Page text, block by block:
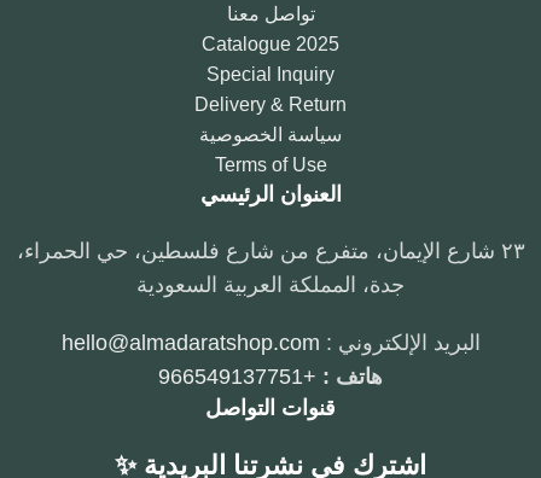
تواصل معنا
2025 Catalogue
Special Inquiry
Delivery & Return
سياسة الخصوصية
Terms of Use
العنوان الرئيسي
٢٣ شارع الإيمان، متفرع من شارع فلسطين، حي الحمراء،
جدة، المملكة العربية السعودية
البريد الإلكتروني : hello@almadaratshop.com
هاتف : +966549137751
قنوات التواصل
اشترك في نشرتنا البريدية ✨